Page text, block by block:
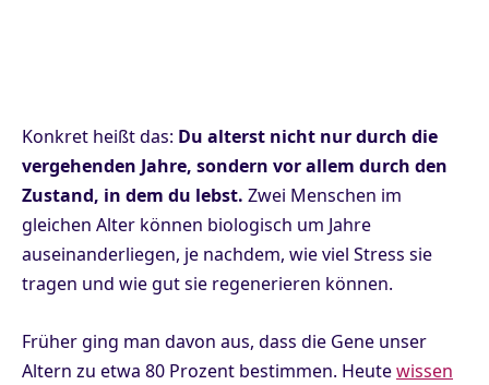
Konkret heißt das: Du alterst nicht nur durch die
vergehenden Jahre, sondern vor allem durch den
Zustand, in dem du lebst. Zwei Menschen im
gleichen Alter können biologisch um Jahre
auseinanderliegen, je nachdem, wie viel Stress sie
tragen und wie gut sie regenerieren können.
Früher ging man davon aus, dass die Gene unser
Altern zu etwa 80 Prozent bestimmen. Heutewissen